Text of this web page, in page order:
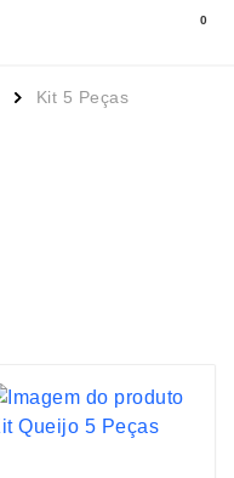
0
Kit 5 Peças